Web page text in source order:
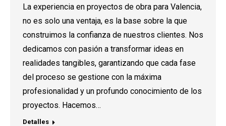
La experiencia en proyectos de obra para Valencia,
no es solo una ventaja, es la base sobre la que
construimos la confianza de nuestros clientes. Nos
dedicamos con pasión a transformar ideas en
realidades tangibles, garantizando que cada fase
del proceso se gestione con la máxima
profesionalidad y un profundo conocimiento de los
proyectos. Hacemos…
Detalles